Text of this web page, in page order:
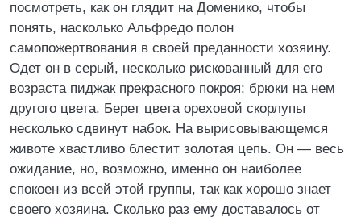
посмотреть, как он глядит на Доменико, чтобы
понять, насколько Альфредо полон
самопожертвования в своей преданности хозяину.
Одет он в серый, несколько рискованный для его
возраста пиджак прекрасного покроя; брюки на нем
другого цвета. Берет цвета ореховой скорлупы
несколько сдвинут набок. На вырисовывающемся
животе хвастливо блестит золотая цепь. Он — весь
ожидание, но, возможно, именно он наиболее
спокоен из всей этой группы, так как хорошо знает
своего хозяина. Сколько раз ему доставалось от